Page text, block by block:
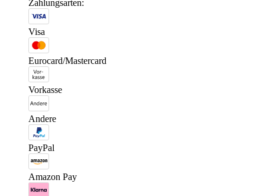
Zahlungsarten:
Visa
Eurocard/Mastercard
Vorkasse
Andere
PayPal
Amazon Pay